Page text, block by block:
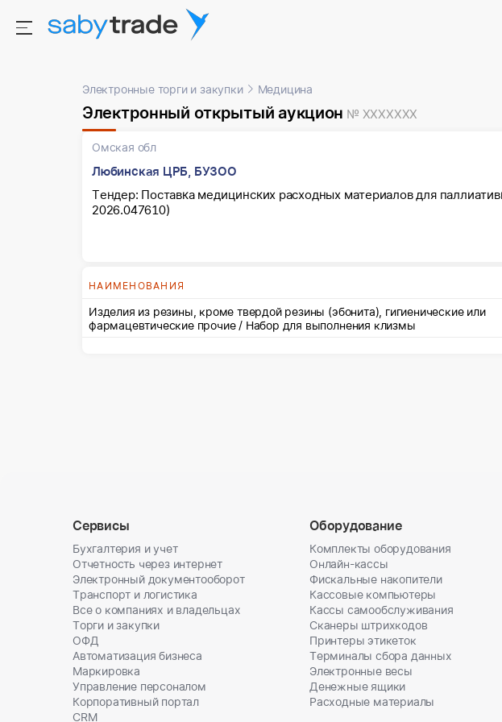
Электронные торги и закупки Медицина
Электронный открытый аукцион № XXXXXXX
Омская обл
Любинская ЦРБ, БУЗОО
Тендер: Поставка медицинских расходных материалов для
2026.047610)
НАИМЕНОВАНИЯ
Изделия из резины, кроме твердой резины (эбонита), гигиенические или
фармацевтические прочие / Набор для выполнения клизмы
Сервисы
Бухгалтерия и учет
Отчетность через интернет
Электронный документооборот
Транспорт и логистика
Все о компаниях и владельцах
Торги и закупки
ОФД
Автоматизация бизнеса
Маркировка
Управление персоналом
Корпоративный портал
CRM
Оборудование
Комплекты оборудования
Онлайн-кассы
Фискальные накопители
Кассовые компьютеры
Кассы самообслуживания
Сканеры штрихкодов
Принтеры этикеток
Терминалы сбора данных
Электронные весы
Денежные ящики
Расходные материалы